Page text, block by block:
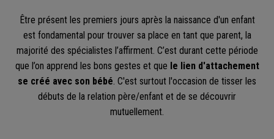
Être présent les premiers jours après la naissance d'un enfant
est fondamental pour trouver sa place en tant que parent, la
majorité des spécialistes l’affirment. C’est durant cette période
que l’on apprend les bons gestes et que le lien d'attachement
se créé avec son bébé . C'est surtout l'occasion de tisser les
débuts de la relation père/enfant et de se découvrir
mutuellement.